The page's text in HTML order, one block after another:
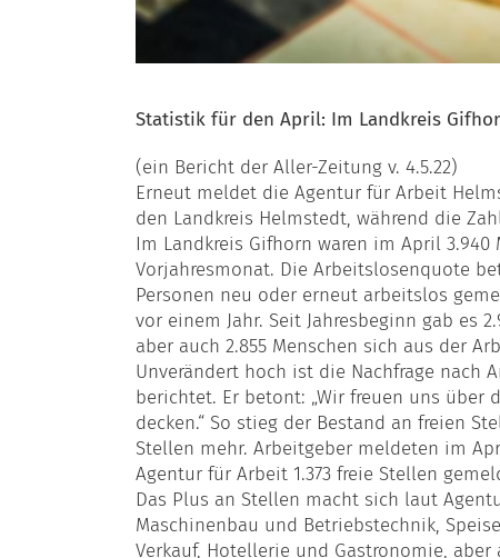
Statistik für den April: Im Landkreis
(ein Bericht der Aller-Zeitung v. 4.5.22)
Erneut meldet die Agentur für Arbeit
den Landkreis Helmstedt, während die
Im Landkreis Gifhorn waren im April 3.940
Vorjahresmonat. Die Arbeitslosenquote
Personen neu oder erneut arbeitslos
vor einem Jahr. Seit Jahresbeginn gab es
aber auch 2.855 Menschen sich aus der
Unverändert hoch ist die Nachfrage nach
berichtet. Er betont: „Wir freuen uns
decken.“ So stieg der Bestand an freien
Stellen mehr. Arbeitgeber meldeten im
Agentur für Arbeit 1.373 freie Stellen
Das Plus an Stellen macht sich laut
Maschinenbau und Betriebstechnik,
Verkauf, Hotellerie und Gastronomie,